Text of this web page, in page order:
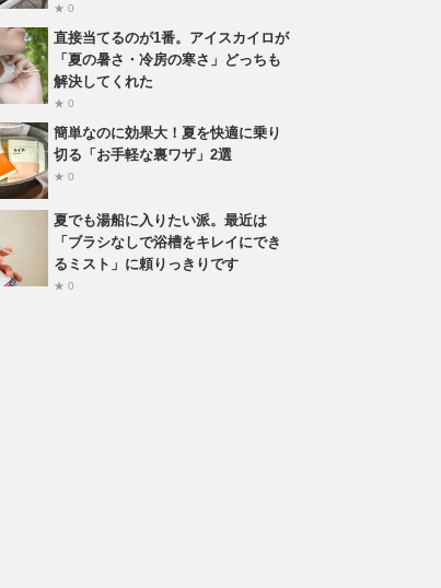
★ 0
直接当てるのが1番。アイスカイロが
「夏の暑さ・冷房の寒さ」どっちも
解決してくれた
★ 0
簡単なのに効果大！夏を快適に乗り
切る「お手軽な裏ワザ」2選
★ 0
夏でも湯船に入りたい派。最近は
「ブラシなしで浴槽をキレイにでき
るミスト」に頼りっきりです
★ 0